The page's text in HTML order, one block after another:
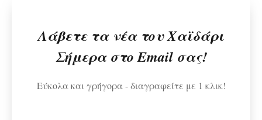
Λάβετε τα νέα του Χαϊδάρι
Σήμερα στο Email σας!
Εύκολα και γρήγορα - διαγραφείτε με 1 κλικ!